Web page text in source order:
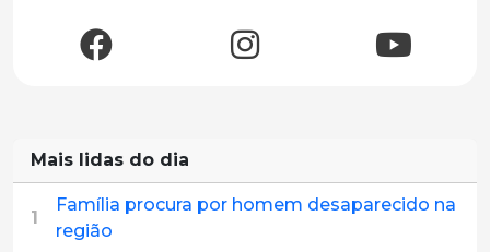
Mais lidas do dia
1
Família procura por homem desaparecido na
região